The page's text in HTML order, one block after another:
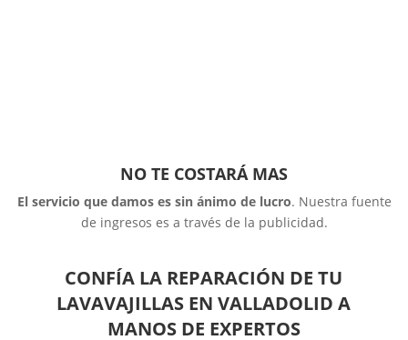
NO TE COSTARÁ MAS
El servicio que damos es sin ánimo de lucro. Nuestra fuente
de ingresos es a través de la publicidad.
CONFÍA LA REPARACIÓN DE TU
LAVAVAJILLAS EN VALLADOLID A
MANOS DE EXPERTOS